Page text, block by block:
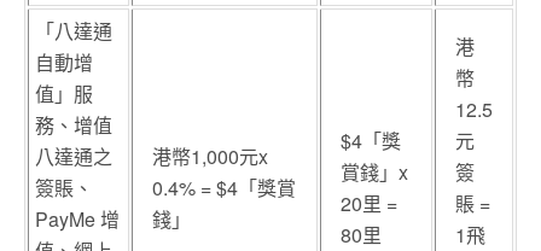
「八達通
自動增
值」服
務、增值
八達通之
簽賬、
PayMe 增
港幣1,000元x
0.4% = $4「獎賞
錢」
$4「獎
賞錢」x
20里 =
80里
港
幣
12.5
元
簽
賬 =
1飛